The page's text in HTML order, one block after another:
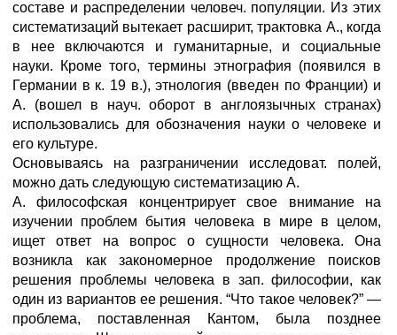
составе и распределении человеч. популяции. Из этих
систематизаций вытекает расширит, трактовка А., когда
в нее включаются и гуманитарные, и социальные
науки. Кроме того, термины этнография (появился в
Германии в к. 19 в.), этнология (введен по Франции) и
А. (вошел в науч. оборот в англоязычных странах)
использовались для обозначения науки о человеке и
его культуре.
Основываясь на разграничении исследоват. полей,
можно дать следующую систематизацию А.
А. философская концентрирует свое внимание на
изучении проблем бытия человека в мире в целом,
ищет ответ на вопрос о сущности человека. Она
возникла как закономерное продолжение поисков
решения проблемы человека в зап. философии, как
один из вариантов ее решения. “Что такое человек?” —
проблема, поставленная Кантом, была позднее